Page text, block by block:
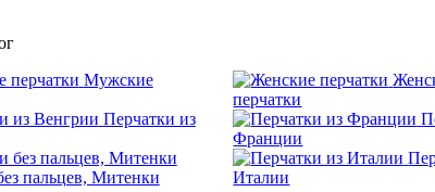
Мужские
перчатки
Перчатки из
Франции
пальцев, Митенки
Италии